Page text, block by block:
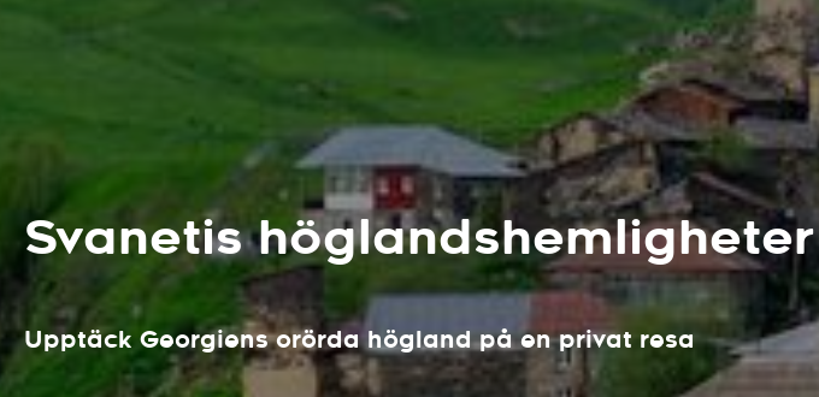
Svanetis höglandshemligheter
Upptäck Georgiens orörda högland på en privat resa